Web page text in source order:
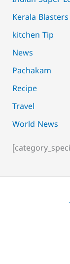
Kerala Blasters
kitchen Tip
News
Pachakam
Recipe
Travel
World News